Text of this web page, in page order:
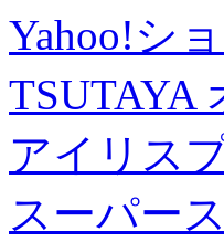
Yahoo!シ
TSUTAYA
アイリス
スーパー